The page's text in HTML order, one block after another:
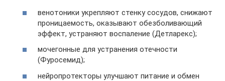
венотоники укрепляют стенку сосудов, снижают
проницаемость, оказывают обезболивающий
эффект, устраняют воспаление (Детларекс);
мочегонные для устранения отечности
(Фуросемид);
нейропротекторы улучшают питание и обмен